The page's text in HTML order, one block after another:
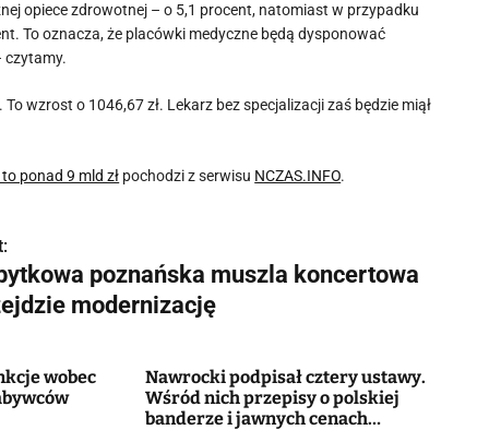
opiece zdrowotnej – o 5,1 procent, natomiast w przypadku
To oznacza, że placówki medyczne będą dysponować
czytamy.
wzrost o 1046,67 zł. Lekarz bez specjalizacji zaś będzie miął
ponad 9 mld zł pochodzi z serwisu NCZAS.INFO.
poznańska muszla koncertowa
modernizację
wobec
Nawrocki podpisał cztery ustawy.
Wśród nich przepisy o polskiej
banderze i jawnych cenach